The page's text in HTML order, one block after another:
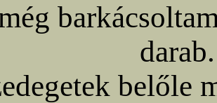
belőle